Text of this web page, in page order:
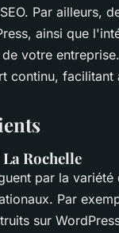
Par ailleurs,
ainsi que
votre
continu, facilitant
Rochelle
par la
Par
sur